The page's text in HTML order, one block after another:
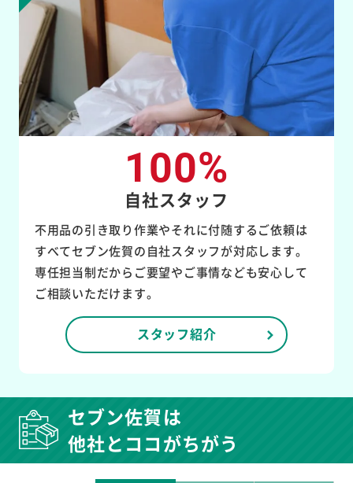
100%
自社スタッフ
不用品の引き取り作業やそれに付随するご依頼は
すべてセブン佐賀の自社スタッフが対応します。
専任担当制だからご要望やご事情なども安心して
ご相談いただけます。
スタッフ紹介
セブン佐賀は
他社とココがちがう